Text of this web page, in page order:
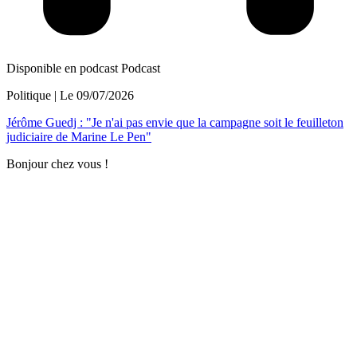
Disponible en podcast Podcast
Politique | Le 09/07/2026
Jérôme Guedj : "Je n'ai pas envie que la campagne soit le feuilleton
judiciaire de Marine Le Pen"
Bonjour chez vous !